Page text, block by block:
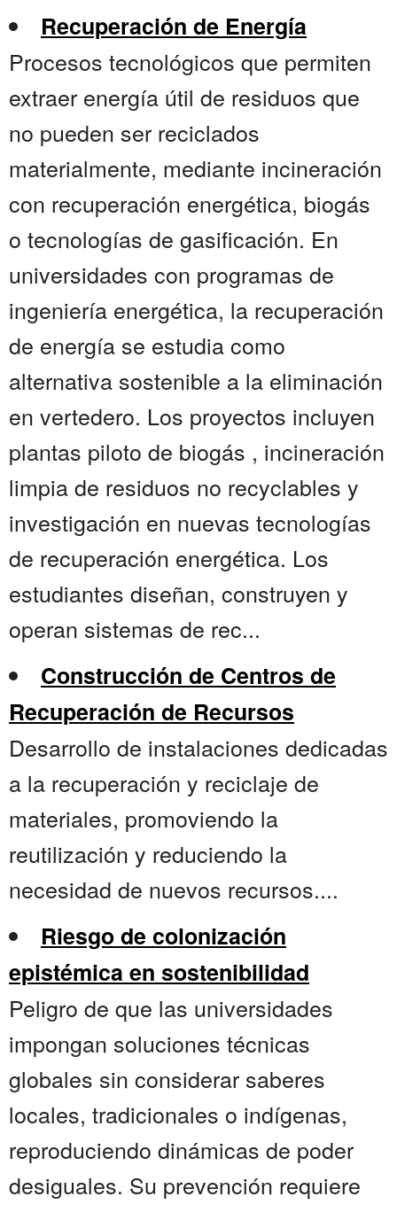
Recuperación de Energía
Procesos tecnológicos que permiten
extraer energía útil de residuos que
no pueden ser reciclados
materialmente, mediante incineración
con recuperación energética, biogás
o tecnologías de gasificación. En
universidades con programas de
ingeniería energética, la recuperación
de energía se estudia como
alternativa sostenible a la eliminación
en vertedero. Los proyectos incluyen
plantas piloto de biogás , incineración
limpia de residuos no recyclables y
investigación en nuevas tecnologías
de recuperación energética. Los
estudiantes diseñan, construyen y
operan sistemas de rec...
Construcción de Centros de
Recuperación de Recursos
Desarrollo de instalaciones dedicadas
a la recuperación y reciclaje de
materiales, promoviendo la
reutilización y reduciendo la
necesidad de nuevos recursos....
Riesgo de colonización
epistémica en sostenibilidad
Peligro de que las universidades
impongan soluciones técnicas
globales sin considerar saberes
locales, tradicionales o indígenas,
reproduciendo dinámicas de poder
desiguales. Su prevención requiere